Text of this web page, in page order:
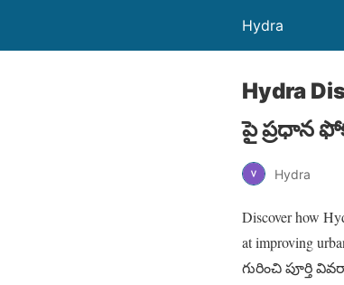
Hydra
Hydra
పై ప్రధాన
Hydra
Discover how
at improving
గురించి పూర్తి